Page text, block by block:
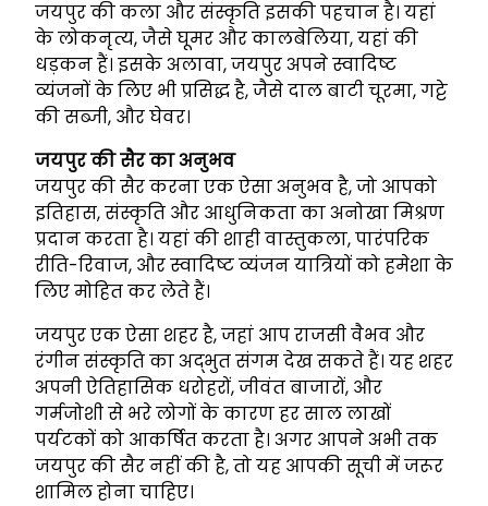
जयपुर की कला और संस्कृति इसकी पहचान है। यहां
के लोकनृत्य, जैसे घूमर और कालबेलिया, यहां की
धड़कन हैं। इसके अलावा, जयपुर अपने स्वादिष्ट
व्यंजनों के लिए भी प्रसिद्ध है, जैसे दाल बाटी चूरमा, गट्टे
की सब्जी, और घेवर।
जयपुर की सैर का अनुभव
जयपुर की सैर करना एक ऐसा अनुभव है, जो आपको
इतिहास, संस्कृति और आधुनिकता का अनोखा मिश्रण
प्रदान करता है। यहां की शाही वास्तुकला, पारंपरिक
रीति-रिवाज, और स्वादिष्ट व्यंजन यात्रियों को हमेशा के
लिए मोहित कर लेते हैं।
जयपुर एक ऐसा शहर है, जहां आप राजसी वैभव और
रंगीन संस्कृति का अद्भुत संगम देख सकते हैं। यह शहर
अपनी ऐतिहासिक धरोहरों, जीवंत बाजारों, और
गर्मजोशी से भरे लोगों के कारण हर साल लाखों
पर्यटकों को आकर्षित करता है। अगर आपने अभी तक
जयपुर की सैर नहीं की है, तो यह आपकी सूची में जरूर
शामिल होना चाहिए।